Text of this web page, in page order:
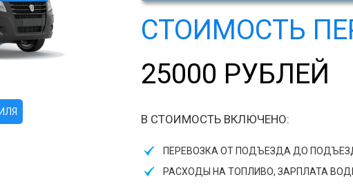
СТОИМОСТЬ
25000 РУБЛЕЙ
В СТОИМОСТЬ ВКЛЮЧЕНО:
ПЕРЕВОЗКА ОТ ПОДЪЕЗДА ДО
РАСХОДЫ НА ТОПЛИВО, ЗАРПЛАТА